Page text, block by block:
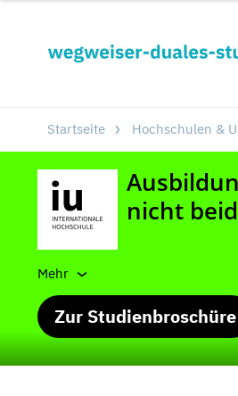
Startseite Hochschulen &
Mehr
Zur Studienbroschüre